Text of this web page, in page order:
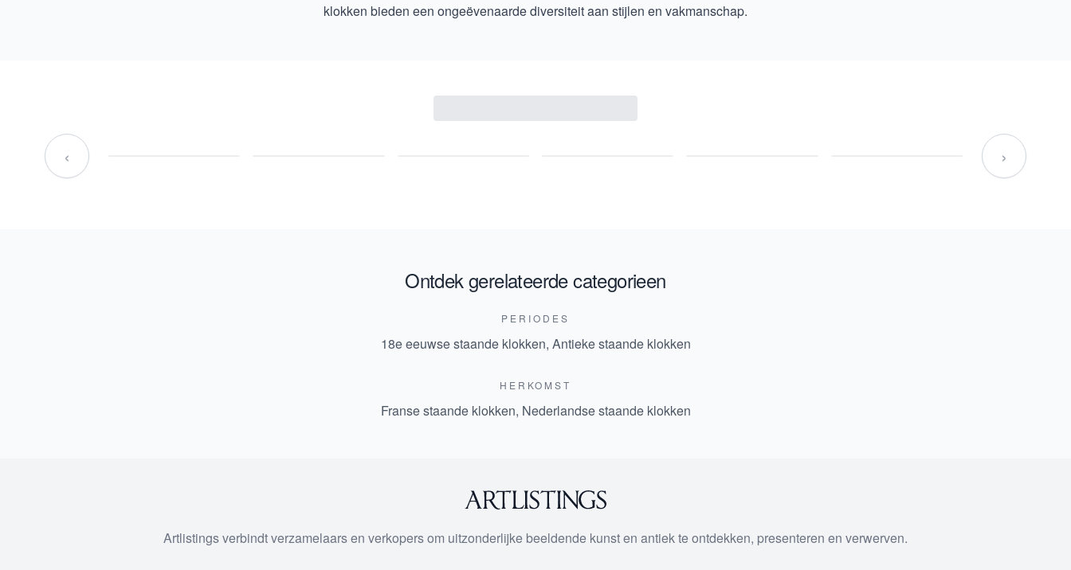
klokken bieden een ongeëvenaarde diversiteit aan stijlen en vakmanschap.
‹ ›
Ontdek gerelateerde categorieen
PERIODES
18e eeuwse staande klokken, Antieke staande klokken
HERKOMST
Franse staande klokken, Nederlandse staande klokken
Artlistings verbindt verzamelaars en verkopers om uitzonderlijke beeldende kunst en antiek te ontdekken, presenteren en verwerven.